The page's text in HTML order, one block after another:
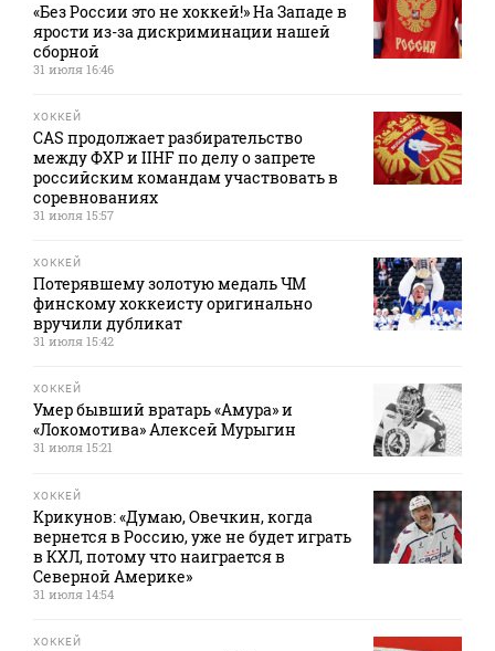
«Без России это не хоккей!» На Западе в
ярости из-за дискриминации нашей
сборной
31 июля 16:46
ХОККЕЙ
CAS продолжает разбирательство
между ФХР и IIHF по делу о запрете
российским командам участвовать в
соревнованиях
31 июля 15:57
ХОККЕЙ
Потерявшему золотую медаль ЧМ
финскому хоккеисту оригинально
вручили дубликат
31 июля 15:42
ХОККЕЙ
Умер бывший вратарь «Амура» и
«Локомотива» Алексей Мурыгин
31 июля 15:21
ХОККЕЙ
Крикунов: «Думаю, Овечкин, когда
вернется в Россию, уже не будет играть
в КХЛ, потому что наиграется в
Северной Америке»
31 июля 14:54
ХОККЕЙ